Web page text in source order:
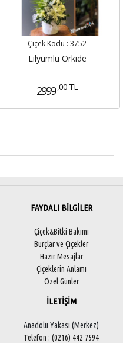
Çiçek Kodu : 3752
Lilyumlu Orkide
2999 ,00 TL
FAYDALI BİLGİLER
Çiçek&Bitki Bakımı
Burçlar ve Çiçekler
Hazır Mesajlar
Çiçeklerin Anlamı
Özel Günler
İLETİŞİM
Anadolu Yakası (Merkez)
Telefon : (0216) 442 7594